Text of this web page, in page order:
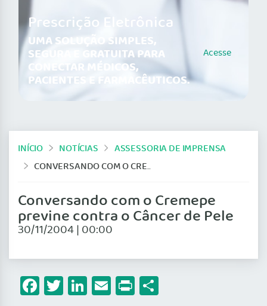
Prescrição Eletrônica
UMA SOLUÇÃO SIMPLES,
SEGURA E GRATUITA PARA
CONECTAR MÉDICOS,
PACIENTES E FARMACÊUTICOS.
Acesse
INÍCIO NOTÍCIAS
ASSESSORIA DE IMPRENSA
CONVERSANDO COM O CREMEPE PREVINE CONTRA O CÂNCER DE PELE
Conversando com o Cremepe
previne contra o Câncer de Pele
30/11/2004 | 00:00
Facebook
Twitter
LinkedIn
Email
Print